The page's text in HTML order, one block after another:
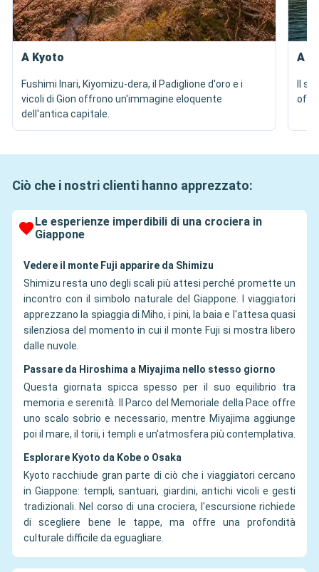
A Kyoto
Fushimi Inari, Kiyomizu-dera, il Padiglione d'oro e i
vicoli di Gion offrono un'immagine eloquente
dell'antica capitale.
A
Il
Ciò che i nostri clienti hanno apprezzato:
Le esperienze imperdibili di una crociera in
Giappone
Vedere il monte Fuji apparire da Shimizu
Shimizu resta uno degli scali più attesi perché promette un
incontro con il simbolo naturale del Giappone. I viaggiatori
apprezzano la spiaggia di Miho, i pini, la baia e l'attesa quasi
silenziosa del momento in cui il monte Fuji si mostra libero
dalle nuvole.
Passare da Hiroshima a Miyajima nello stesso giorno
Questa giornata spicca spesso per il suo equilibrio tra
memoria e serenità. Il Parco del Memoriale della Pace offre
uno scalo sobrio e necessario, mentre Miyajima aggiunge
poi il mare, il torii, i templi e un'atmosfera più contemplativa.
Esplorare Kyoto da Kobe o Osaka
Kyoto racchiude gran parte di ciò che i viaggiatori cercano
in Giappone: templi, santuari, giardini, antichi vicoli e gesti
tradizionali. Nel corso di una crociera, l'escursione richiede
di scegliere bene le tappe, ma offre una profondità
culturale difficile da eguagliare.